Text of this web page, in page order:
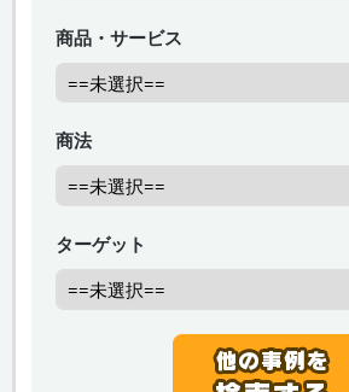
商品・サービス
商法
ターゲット